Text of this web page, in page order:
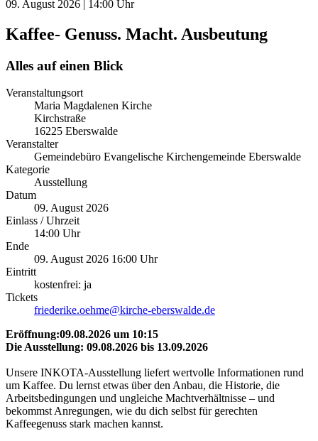
09. August 2026 | 14:00 Uhr
Kaffee- Genuss. Macht. Ausbeutung
Alles auf einen Blick
Veranstaltungsort
Maria Magdalenen Kirche
Kirchstraße
16225 Eberswalde
Veranstalter
Gemeindebüro Evangelische Kirchengemeinde Eberswalde
Kategorie
Ausstellung
Datum
09. August 2026
Einlass / Uhrzeit
14:00 Uhr
Ende
09. August 2026 16:00 Uhr
Eintritt
kostenfrei: ja
Tickets
friederike.oehme@kirche-eberswalde.de
Eröffnung:09.08.2026 um 10:15
Die Ausstellung: 09.08.2026 bis 13.09.2026
Unsere INKOTA-Ausstellung liefert wertvolle Informationen rund
um Kaffee. Du lernst etwas über den Anbau, die Historie, die
Arbeitsbedingungen und ungleiche Machtverhältnisse – und
bekommst Anregungen, wie du dich selbst für gerechten
Kaffeegenuss stark machen kannst.